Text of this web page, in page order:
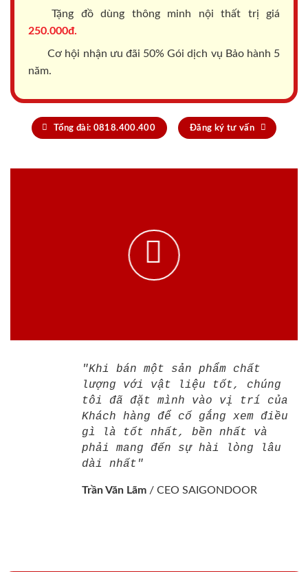
Tặng đồ dùng thông minh nội thất trị giá
250.000đ.
Cơ hội nhận ưu đãi 50% Gói dịch vụ Bảo hành 5
năm.
Tổng đài: 0818.400.400 Đăng ký tư vấn
"Khi bán một sản phẩm chất
lượng với vật liệu tốt, chúng
tôi đã đặt mình vào vị trí của
Khách hàng để cố gắng xem điều
gì là tốt nhất, bền nhất và
phải mang đến sự hài lòng lâu
dài nhất"
Trần Văn Lãm / CEO SAIGONDOOR